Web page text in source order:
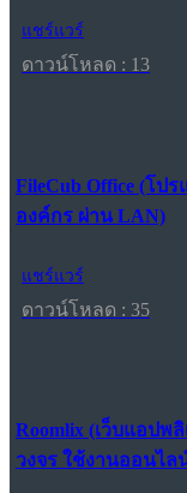
แชร์แวร์
ดาวน์โหลด : 13
FileCub Office (โป
องค์กร ผ่าน LAN)
แชร์แวร์
ดาวน์โหลด : 35
Roomlix (เว็บแอป
วงจร ใช้งานออนไล